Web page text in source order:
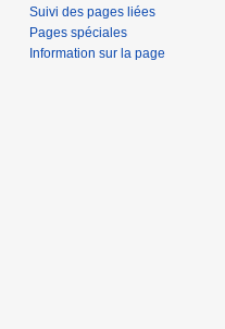
Suivi des pages liées
Pages spéciales
Information sur la page